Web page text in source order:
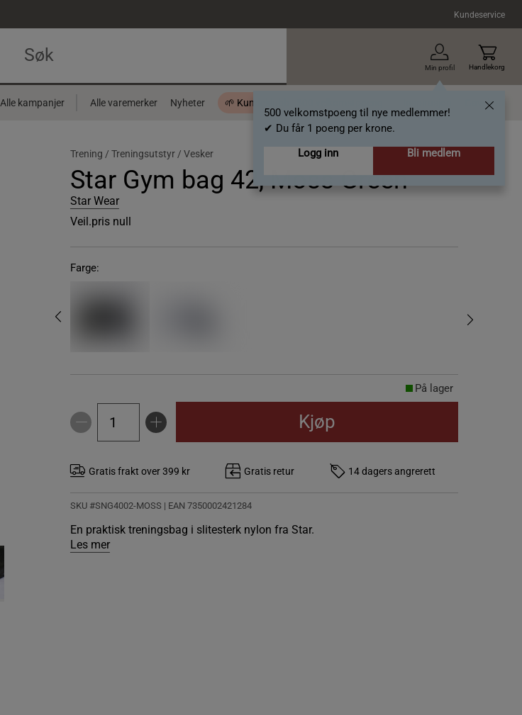
Kundeservice
Min profil
500 velkomstpoeng til nye medlemmer!
✔ Du får 1 poeng per krone.
Logg inn
Bli medlem
Handlekorg
Alle kampanjer Alle varemerker Nyheter 🌱 Kundeklubb - 500 velkomstpoeng Gavekort
Trening / Treningsutstyr / Vesker
Star Gym bag 42, Moss Green
Star Wear
Veil.pris null
Farge:
På lager
Kjøp
Gratis frakt over 399 kr Gratis retur 14 dagers angrerett
SKU #SNG4002-MOSS | EAN 7350002421284
En praktisk treningsbag i slitesterk nylon fra Star.
Les mer